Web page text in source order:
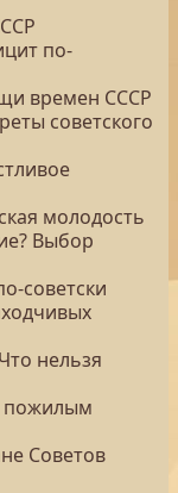
по-
времен СССР
советского
молодость
Выбор
советски
нельзя
пожилым
Советов